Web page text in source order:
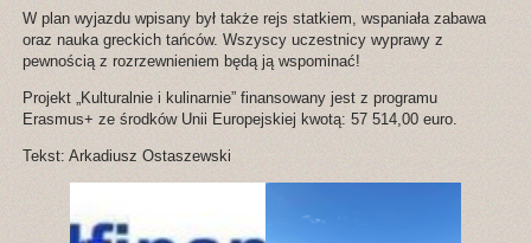
W plan wyjazdu wpisany był także rejs statkiem, wspaniała zabawa
oraz nauka greckich tańców. Wszyscy uczestnicy wyprawy z
pewnością z rozrzewnieniem będą ją wspominać!
Projekt „Kulturalnie i kulinarnie” finansowany jest z programu
Erasmus+ ze środków Unii Europejskiej kwotą: 57 514,00 euro.
Tekst: Arkadiusz Ostaszewski